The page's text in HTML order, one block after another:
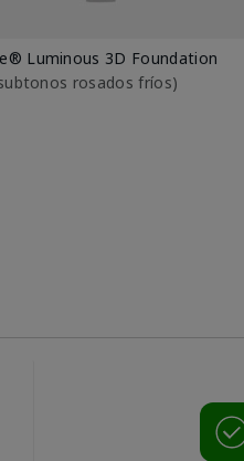
Luminous 3D Foundation
rosados fríos)